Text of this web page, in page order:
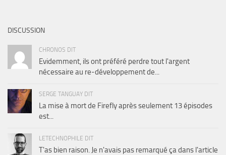
DISCUSSION
CHRONOS DIT
Evidemment, ils ont préféré perdre tout l'argent
nécessaire au re-développement de...
SERGE TANGUAY DIT
La mise à mort de Firefly après seulement 13 épisodes
est...
LETECHNOPHILE DIT
T'as bien raison. Je n'avais pas remarqué ça dans l'article